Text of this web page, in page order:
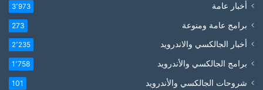
أخبار عامة 3٬973
برامج عامة ومنوعة 273
أخبار الجالكسي والاندرويد 2٬235
برامج الجالكسي والأندرويد 1٬758
شروحات الجالكسي والأندرويد 101